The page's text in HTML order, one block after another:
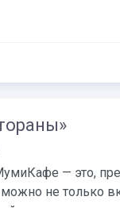
— это,
не только